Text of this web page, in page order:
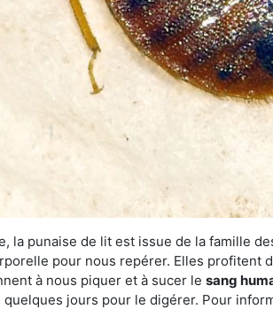
la punaise de lit est issue de la famille
pour nous repérer. Elles profitent
à nous piquer et à sucer le sang
jours pour le digérer. Pour